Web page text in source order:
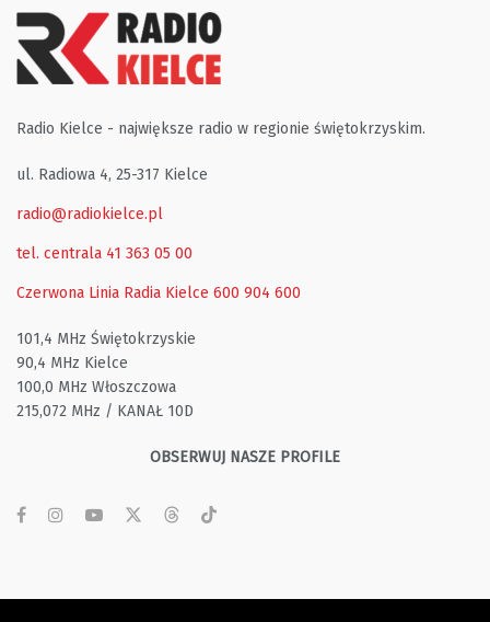
Radio Kielce - największe radio w regionie świętokrzyskim.
ul. Radiowa 4, 25-317 Kielce
radio@radiokielce.pl
tel. centrala 41 363 05 00
Czerwona Linia Radia Kielce 600 904 600
101,4 MHz Świętokrzyskie
90,4 MHz Kielce
100,0 MHz Włoszczowa
215,072 MHz / KANAŁ 10D
OBSERWUJ NASZE PROFILE